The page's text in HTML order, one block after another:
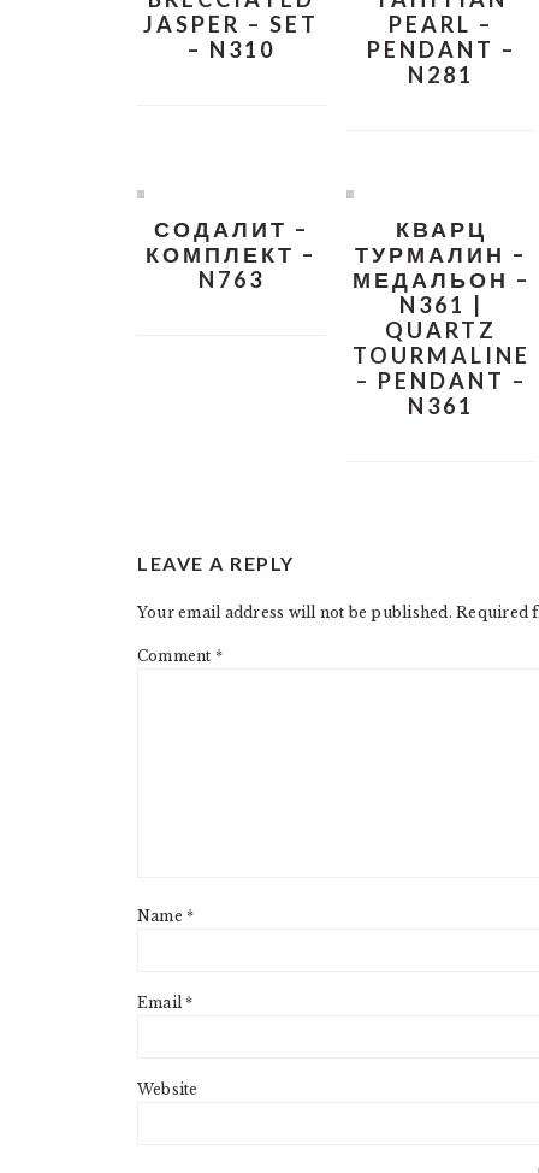
JASPER – SET
– N310
PEARL –
PENDANT –
N281
СОДАЛИТ –
КОМПЛЕКТ –
N763
КВАРЦ
ТУРМАЛИН –
МЕДАЛЬОН –
N361 |
QUARTZ
TOURMALINE
– PENDANT –
N361
INTERACTIONS
LEAVE A REPLY
Your email address will not be published. Required
Comment *
Name*
Email*
Website